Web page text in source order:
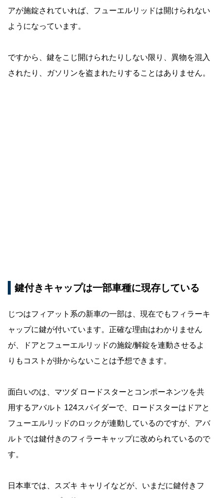
アが施錠されていれば、フューエルリッドは開けられない
ようになっています。
ですから、鍵をこじ開けられたりしない限り、異物を混入
されたり、ガソリンを盗まれたりすることはありません。
鍵付きキャップは一部車種に現存している
じつはフィアット系の新車の一部は、現在でもフィラーキ
ャップに鍵が付いています。正確な理由はわかりません
が、ドアとフューエルリッドの施錠/解錠を連動させるよ
りもコストが掛からないことは予想できます。
面白いのは、マツダ ロードスターとコンポーネンツを共
用するアバルト 124スパイダーで、ロードスターはドアと
フューエルリッドのロックが連動しているのですが、アバ
ルトでは鍵付きのフィラーキャップに改められているので
す。
日本車では、スズキ キャリイなどが、いまだに鍵付きフ